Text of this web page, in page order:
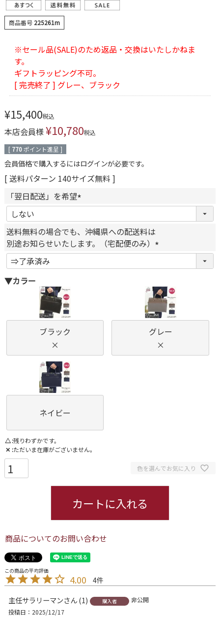
商品番号 225261m
※セール品(SALE)のため返品・交換はいたしかねま
す。
ギフトラッピング不可。
[ 完売終了 ] グレー、ブラック
¥15,400税込
本店会員様¥10,780税込
[ 770ポイント進呈 ]
会員価格で購入するにはログインが必要です。
送料パターン 140サイズ無料
「翌日配送」を希望
必
須
)
送料無料の場合でも、沖縄県への配送料は
別途お知らせいたします。（宅配便のみ）
必
)
▼カラー
ブラック
×
グレー
×
ネイビー
△ 残りわずかです。
✕ ただいま在庫がございません。
色を選んでお気に入り
カートに入れる
商品についてのお問い合わせ
4.00 4
主任サラリーマン 1 購入者
非公開
投稿日
2025/12/17